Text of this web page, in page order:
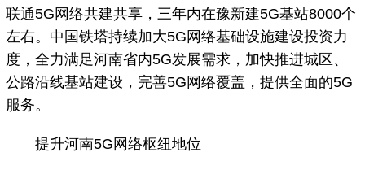
联通5G网络共建共享，三年内在豫新建5G基站8000个
左右。中国铁塔持续加大5G网络基础设施建设投资力
度，全力满足河南省内5G发展需求，加快推进城区、
公路沿线基站建设，完善5G网络覆盖，提供全面的5G
服务。
提升河南5G网络枢纽地位